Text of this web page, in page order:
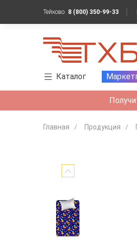
Тейково 8 (800) 350-99-33
Каталог
Главная Продукция